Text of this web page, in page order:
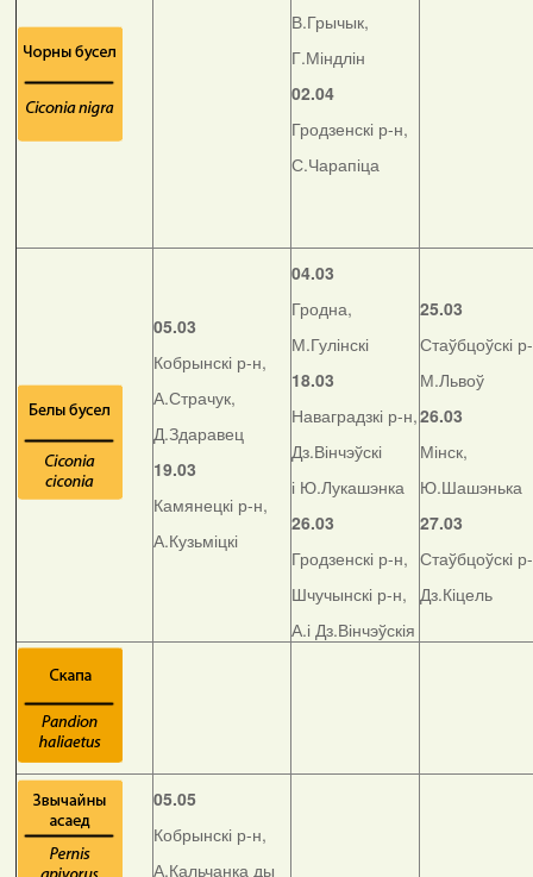
В.Грычык,
Г.Міндлін
02.04
Гродзенскі р-н,
С.Чарапіца
05.03
Кобрынскі р-н,
А.Страчук,
Д.Здаравец
19.03
Камянецкі р-н,
А.Кузьміцкі
04.03
Гродна,
М.Гулінскі
18.03
Наваградзкі р-н,
Дз.Вінчэўскі
і Ю.Лукашэнка
26.03
Гродзенскі р-н,
Шчучынскі р-н,
А.і Дз.Вінчэўскія
25.03
Стаўбцоўскі
М.Львоў
26.03
Мінск,
Ю.Шашэнька
27.03
Стаўбцоўскі
Дз.Кіцель
05.05
Кобрынскі р-н,
А.Кальчанка ды